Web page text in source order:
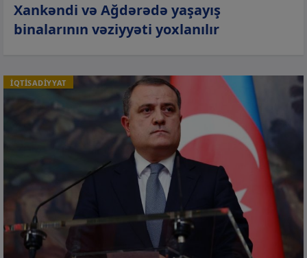
Xankəndi və Ağdərədə yaşayış
binalarının vəziyyəti yoxlanılır
İQTİSADİYYAT